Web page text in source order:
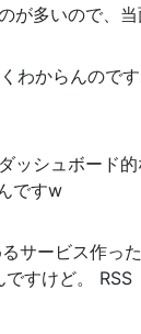
多いので、当
わからんので
ッシュボード
ですw
サービス作っ
すけど。